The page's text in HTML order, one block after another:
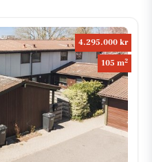
4.295.000 kr
105 m2